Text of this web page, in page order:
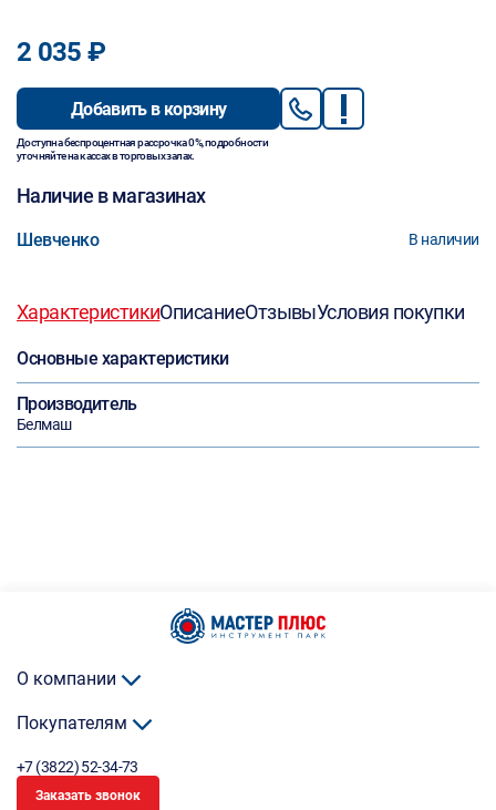
2 035 ₽
Добавить в корзину
Доступна беспроцентная рассрочка 0%, подробности
уточняйте на кассах в торговых залах.
Наличие в магазинах
Шевченко В наличии
ХарактеристикиОписаниеОтзывыУсловия покупки
Основные характеристики
Производитель
Белмаш
О компании
Покупателям
+7 (3822) 52-34-73
Заказать звонок